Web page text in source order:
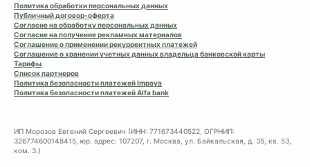
Политика обработки персональных данных
Публичный договор-оферта
Согласие на обработку персональных данных
Согласие на получение рекламных материалов
Соглашение о применении рекуррентных платежей
Соглашение о хранении учетных данных владельца банковской карты
Тарифы
Список партнеров
Политика безопасности платежей Impaya
Политика безопасности платежей Alfa bank
ИП Морозов Евгений Сергеевич (ИНН: 771673440522, ОГРНИП:
326774600148415, юр. адрес: 107207, г. Москва, ул. Байкальская, д. 35, кв. 53,
ком. 3.)